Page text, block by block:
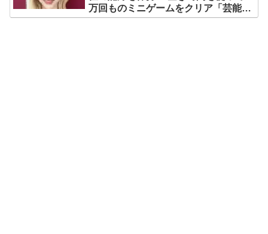
万回ものミニゲームをクリア「芸能人
たちが時間がないと言っているのは全